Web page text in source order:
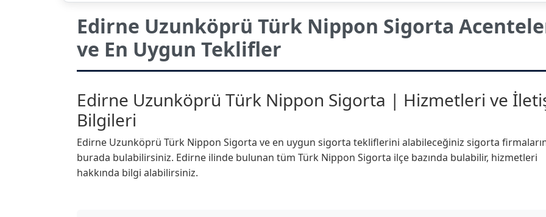
Edirne Uzunköprü Türk Nippon Sigorta
ve En Uygun Teklifler
Edirne Uzunköprü Türk Nippon Sigorta | Hizmetleri ve
Bilgileri
Edirne Uzunköprü Türk Nippon Sigorta ve en uygun sigorta tekliflerini alabileceğiniz sigorta
burada bulabilirsiniz. Edirne ilinde bulunan tüm Türk Nippon Sigorta ilçe bazında bulabilir, hizmetleri
hakkında bilgi alabilirsiniz.